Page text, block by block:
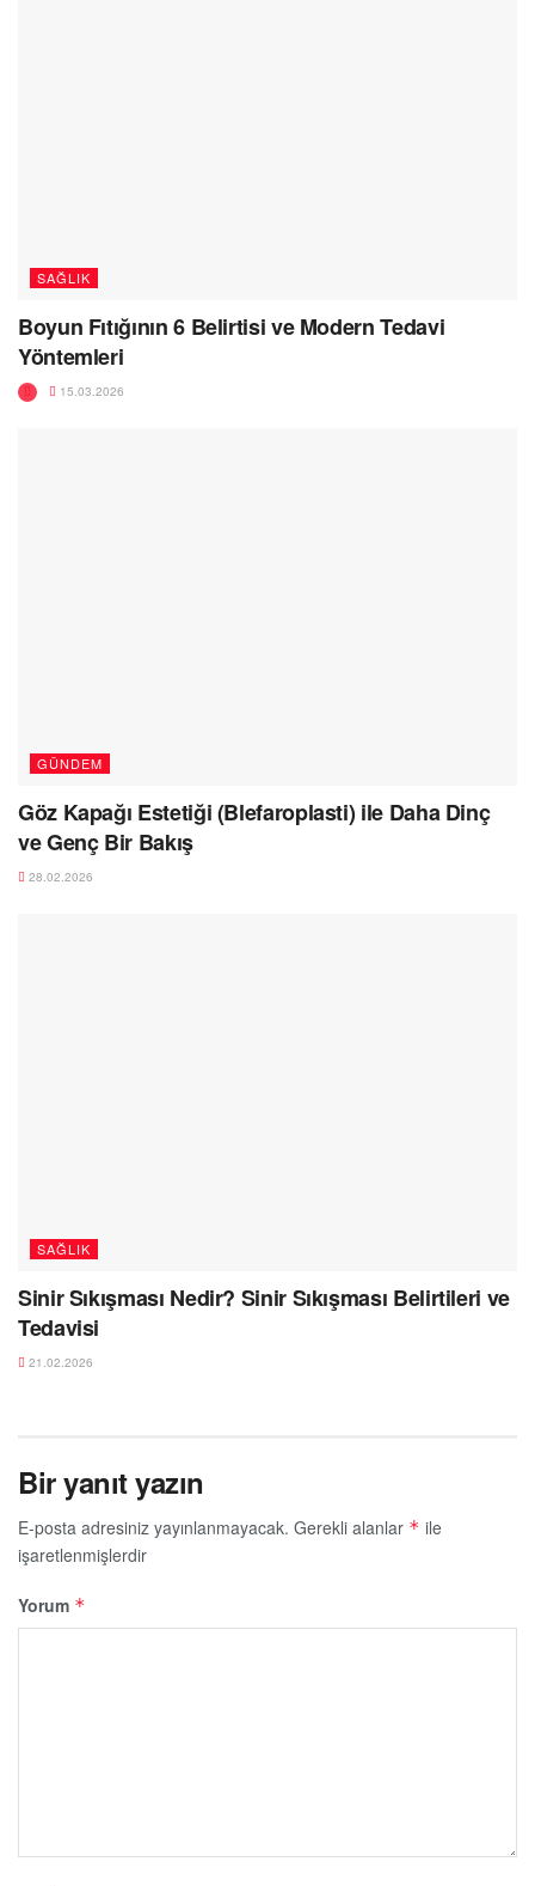
SAĞLIK
Boyun Fıtığının 6 Belirtisi ve Modern Tedavi
Yöntemleri
15.03.2026
GÜNDEM
Göz Kapağı Estetiği (Blefaroplasti) ile Daha Dinç
ve Genç Bir Bakış
28.02.2026
SAĞLIK
Sinir Sıkışması Nedir? Sinir Sıkışması Belirtileri ve
Tedavisi
21.02.2026
Bir yanıt yazın
E-posta adresiniz yayınlanmayacak. Gerekli alanlar * ile
işaretlenmişlerdir
Yorum *